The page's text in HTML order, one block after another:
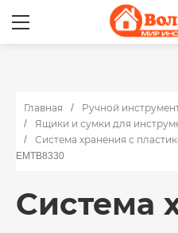
Главная
Ручной
Ящики и сумки для
Система хранения с
EMTB8330
Система